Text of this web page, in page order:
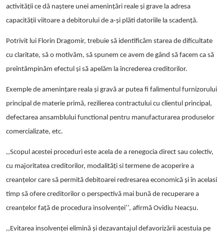
activităţii ce dă naştere unei ameninţări reale şi grave la adresa
capacităţii viitoare a debitorului de a-şi plăti datoriile la scadenţă.
Potrivit lui Florin Dragomir, trebuie să identificăm starea de dificultate
cu claritate, să o motivăm, să spunem ce avem de gând să facem ca să
preîntâmpinăm efectul și să apelăm la încrederea creditorilor.
Exemple de amenințare reala și gravă ar putea fi falimentul furnizorului
principal de materie primă, rezilierea contractului cu clientul principal,
defectarea ansamblului functional pentru manufacturarea produselor
comercializate, etc.
,,Scopul acestei proceduri este acela de a renegocia direct sau colectiv,
cu majoritatea creditorilor, modalități si termene de acoperire a
creanțelor care să permită debitoarei redresarea economică și în acelasi
timp să ofere creditorilor o perspectivă mai bună de recuperare a
creanțelor față de procedura insolvenței’’, afirmă Ovidiu Neacșu.
,, Evitarea insolvenței elimină și dezavantajul defavorizării acestuia pe